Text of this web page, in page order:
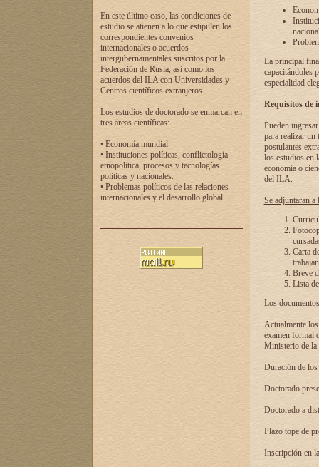
En este último caso, las condiciones de
estudio se atienen a lo que estipulen los
correspondientes convenios
internacionales o acuerdos
intergubernamentales suscritos por la
Federación de Rusia, así como los
acuerdos del ILA con Universidades y
Centros científicos extranjeros.
Los estudios de doctorado se enmarcan en
tres áreas científicas:
• Economía mundial
• Instituciones políticas, conflictología
etnopolítica, procesos y tecnologías
políticas y nacionales.
• Problemas políticos de las relaciones
internacionales y el desarrollo global
La principal
capacitándoles
especialidad
Requisitos de
Pueden
para realizar un
postulantes
los estudios en
economía o
del ILA.
Se adjuntaran a
Carta
Breve
Lista
Los
Actualmente
examen formal
Ministerio de la
Duración de
Doctorado
Doctorado a
Plazo tope de
Inscripción en